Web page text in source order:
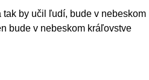
by učil ľudí, bude v nebeskom
bude v nebeskom kráľovstve